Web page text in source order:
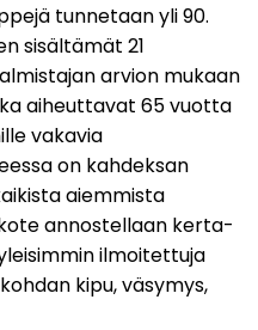
tunnetaan yli 90.
sisältämät 21
arvion mukaan
aiheuttavat 65 vuotta
vakavia
on kahdeksan
aiemmista
annostellaan kerta-
ilmoitettuja
kipu, väsymys,